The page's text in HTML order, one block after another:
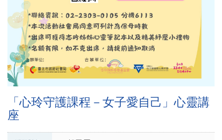
「心玲守護課程－女子愛自己」心靈講
座